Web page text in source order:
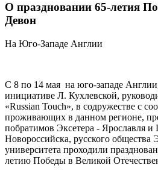
О праздновании 65-летия
Девон
На Юго-Западе Англии
С 8 по 14 мая на юго-западе
инициативе Л. Кухлевской,
«Russian Touch», в содружестве с
проживающих в данном регионе,
побратимов Эксетера - Ярославля и
Новороссийска, русского общества
университета проходили
летию Победы в Великой